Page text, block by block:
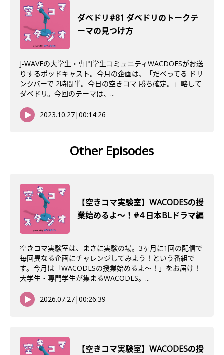
ダベドリ#81 ダベドリのトークテ
ーマの見つけ方
J-WAVEの大学生・専門学生コミュニティWACDOESがお送
りするポッドキャスト。今月の企画は、「だべってる ドリ
ンクバーで 2時間半。今日の空きコマ 勝ち確定。」略して
ダベドリ。今回のテーマは、...
2023.10.27|00:14:26
Other Episodes
【空きコマ実験室】WACODESの授
業始めるよ～！#4 日本BLドラマ編
空きコマ実験室は、まさに実験の場。3ヶ月に1回の配信で
毎回異なる企画にチャレンジしてみよう！という番組で
す。今月は「WACODESの授業始めるよ～！」をお届け！
大学生・専門学生が集まるWACODES。...
2026.07.27|00:26:39
【空きコマ実験室】WACODESの授